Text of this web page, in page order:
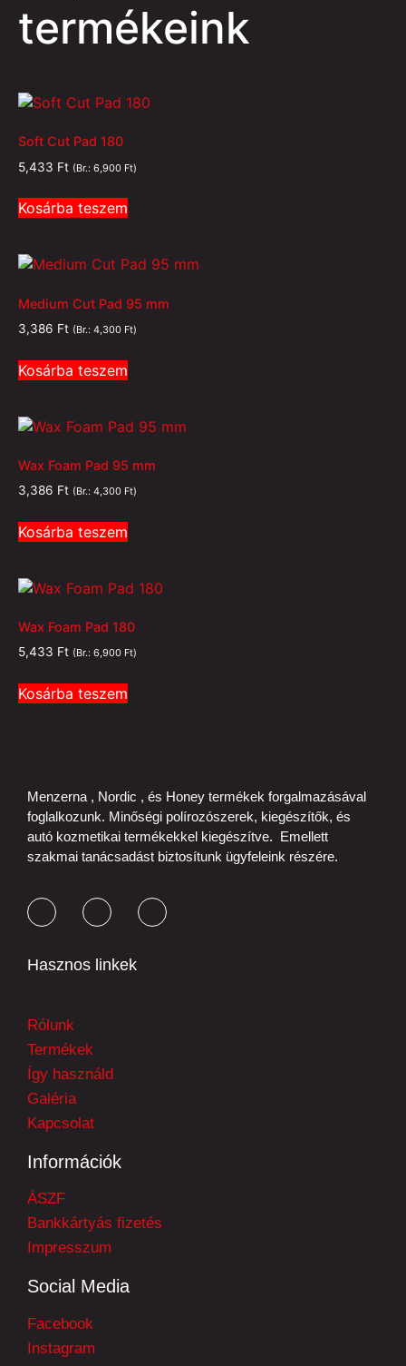
termékeink
Soft Cut Pad 180
5,433 Ft (Br.: 6,900 Ft)
Kosárba teszem
Medium Cut Pad 95 mm
3,386 Ft (Br.: 4,300 Ft)
Kosárba teszem
Wax Foam Pad 95 mm
3,386 Ft (Br.: 4,300 Ft)
Kosárba teszem
Wax Foam Pad 180
5,433 Ft (Br.: 6,900 Ft)
Kosárba teszem
Menzerna , Nordic , és Honey termékek forgalmazásával
foglalkozunk. Minőségi polírozószerek, kiegészítők, és
autó kozmetikai termékekkel kiegészítve. Emellett
szakmai tanácsadást biztosítunk ügyfeleink részére.
Hasznos linkek
Rólunk
Termékek
Így használd
Galéria
Kapcsolat
Információk
ÁSZF
Bankkártyás fizetés
Impresszum
Social Media
Facebook
Instagram